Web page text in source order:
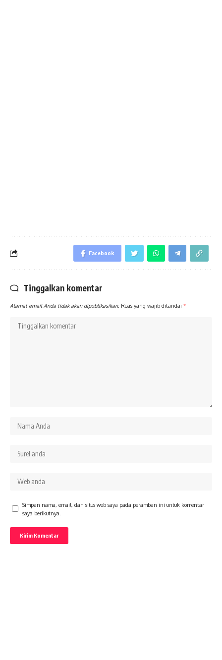
Facebook
Tinggalkan komentar
Alamat email Anda tidak akan dipublikasikan. Ruas yang wajib ditandai *
Simpan nama, email, dan situs web saya pada peramban ini untuk komentar
saya berikutnya.